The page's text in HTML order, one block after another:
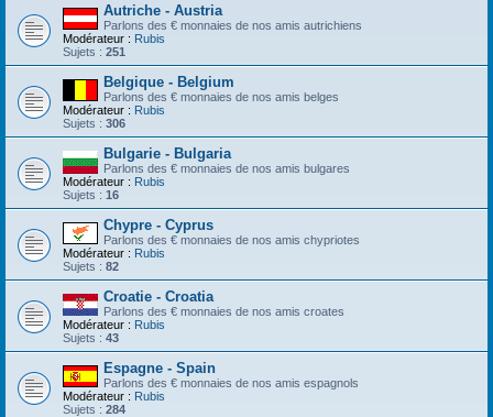
Autriche - Austria
Parlons des € monnaies de nos amis autrichiens
Modérateur : Rubis
Sujets : 251
Belgique - Belgium
Parlons des € monnaies de nos amis belges
Modérateur : Rubis
Sujets : 306
Bulgarie - Bulgaria
Parlons des € monnaies de nos amis bulgares
Modérateur : Rubis
Sujets : 16
Chypre - Cyprus
Parlons des € monnaies de nos amis chypriotes
Modérateur : Rubis
Sujets : 82
Croatie - Croatia
Parlons des € monnaies de nos amis croates
Modérateur : Rubis
Sujets : 43
Espagne - Spain
Parlons des € monnaies de nos amis espagnols
Modérateur : Rubis
Sujets : 284